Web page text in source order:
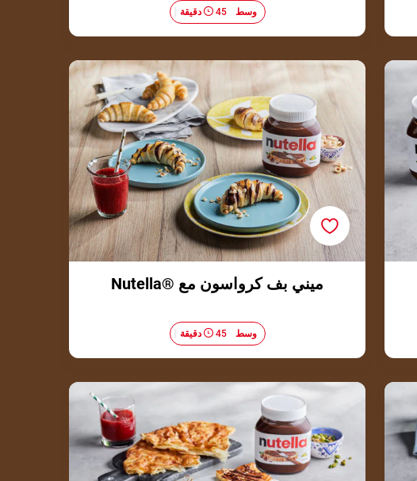
وسط​ 45 دقيقة
ميني بف كرواسون مع ®Nutella
ميني بف كرواسون مع ®Nutella
وسط​ 45 دقيقة
مربعات الفطير بالـــ ®Nutella والفستق الحلبي